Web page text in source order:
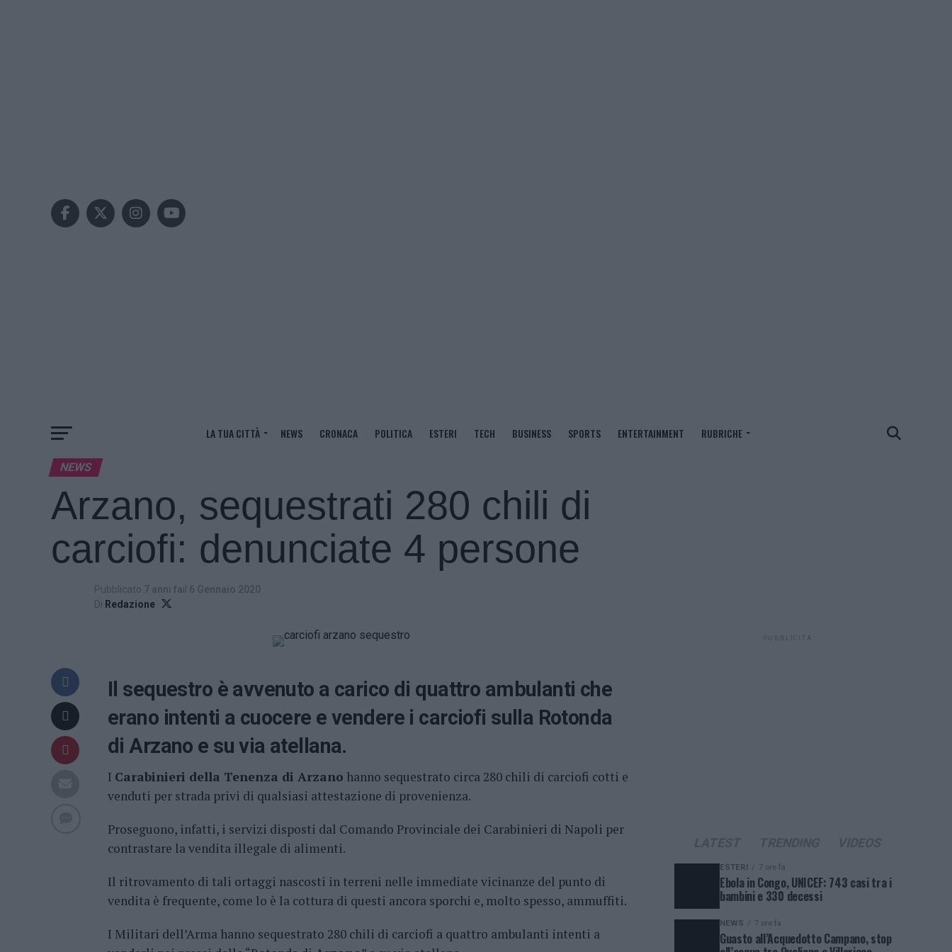
LA TUA CITTÀ NEWS CRONACA POLITICA ESTERI TECH BUSINESS SPORTS ENTERTAINMENT RUBRICHE
NEWS
Arzano, sequestrati 280 chili di
carciofi: denunciate 4 persone
Pubblicato 7 anni fail 6 Gennaio 2020
Di Redazione
Il sequestro è avvenuto a carico di quattro ambulanti che
erano intenti a cuocere e vendere i carciofi sulla Rotonda
di Arzano e su via atellana.
I Carabinieri della Tenenza di Arzano hanno sequestrato circa 280 chili di carciofi cotti e
venduti per strada privi di qualsiasi attestazione di provenienza.
Proseguono, infatti, i servizi disposti dal Comando Provinciale dei Carabinieri di Napoli per
contrastare la vendita illegale di alimenti.
Il ritrovamento di tali ortaggi nascosti in terreni nelle immediate vicinanze del punto di
vendita è frequente, come lo è la cottura di questi ancora sporchi e, molto spesso, ammuffiti.
I Militari dell’Arma hanno sequestrato 280 chili di carciofi a quattro ambulanti intenti a
PUBBLICITÀ
ESTERI 7 ore fa
Ebola in Congo, UNICEF: 743 casi tra i
bambini e 330 decessi
NEWS 7 ore fa
Guasto all’Acquedotto Campano, stop